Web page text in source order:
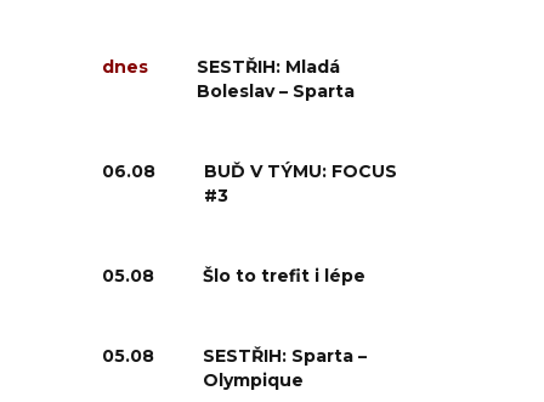
dnes
SESTŘIH: Mladá
Boleslav – Sparta
06.08
BUĎ V TÝMU: FOCUS
#3
05.08 Šlo to trefit i lépe
05.08
SESTŘIH: Sparta –
Olympique